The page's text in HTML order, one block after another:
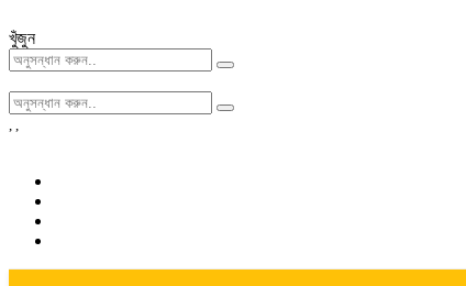
খুঁজুন
, ,